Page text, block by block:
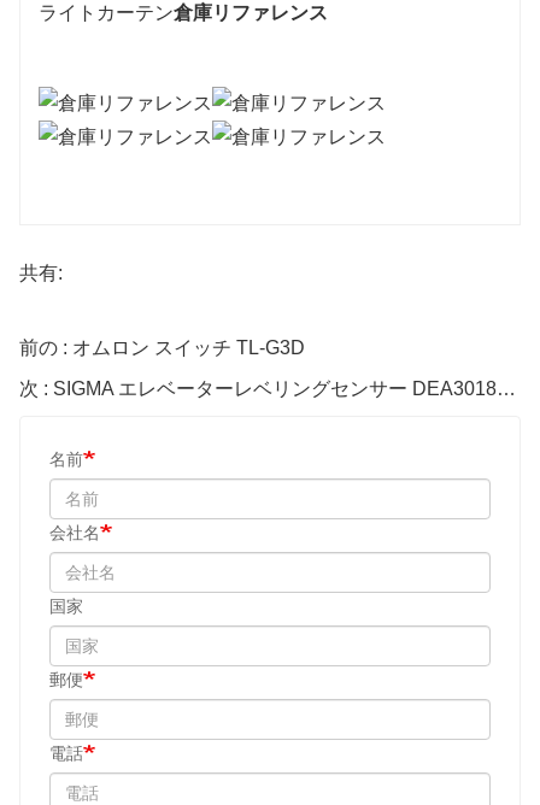
ライトカーテン倉庫リファレンス
共有:
前の : オムロン スイッチ TL-G3D
次 : SIGMA エレベーターレベリングセンサー DEA3018829A DEA3018829B
名前
会社名
国家
郵便
電話